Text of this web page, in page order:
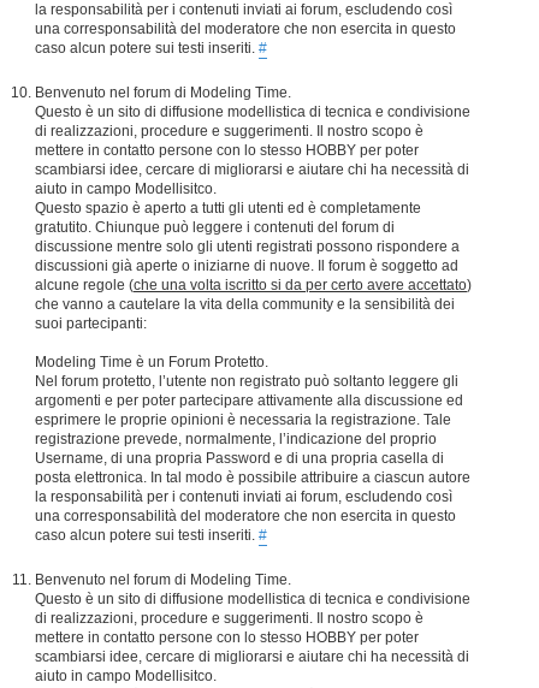
la responsabilità per i contenuti inviati ai forum, escludendo così
una corresponsabilità del moderatore che non esercita in questo
caso alcun potere sui testi inseriti. #
Benvenuto nel forum di Modeling Time.
Questo è un sito di diffusione modellistica di tecnica e condivisione
di realizzazioni, procedure e suggerimenti. Il nostro scopo è
mettere in contatto persone con lo stesso HOBBY per poter
scambiarsi idee, cercare di migliorarsi e aiutare chi ha necessità di
aiuto in campo Modellisitco.
Questo spazio è aperto a tutti gli utenti ed è completamente
gratutito. Chiunque può leggere i contenuti del forum di
discussione mentre solo gli utenti registrati possono rispondere a
discussioni già aperte o iniziarne di nuove. Il forum è soggetto ad
alcune regole (che una volta iscritto si da per certo avere accettato)
che vanno a cautelare la vita della community e la sensibilità dei
suoi partecipanti:
Modeling Time è un Forum Protetto.
Nel forum protetto, l’utente non registrato può soltanto leggere gli
argomenti e per poter partecipare attivamente alla discussione ed
esprimere le proprie opinioni è necessaria la registrazione. Tale
registrazione prevede, normalmente, l’indicazione del proprio
Username, di una propria Password e di una propria casella di
posta elettronica. In tal modo è possibile attribuire a ciascun autore
la responsabilità per i contenuti inviati ai forum, escludendo così
una corresponsabilità del moderatore che non esercita in questo
caso alcun potere sui testi inseriti. #
Benvenuto nel forum di Modeling Time.
Questo è un sito di diffusione modellistica di tecnica e condivisione
di realizzazioni, procedure e suggerimenti. Il nostro scopo è
mettere in contatto persone con lo stesso HOBBY per poter
scambiarsi idee, cercare di migliorarsi e aiutare chi ha necessità di
aiuto in campo Modellisitco.